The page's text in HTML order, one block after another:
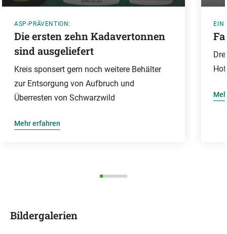
ASP-PRÄVENTION:
Die ersten zehn Kadavertonnen
sind ausgeliefert
Kreis sponsert gern noch weitere Behälter
zur Entsorgung von Aufbruch und
Überresten von Schwarzwild
Mehr erfahren
EIN
Bildergalerien